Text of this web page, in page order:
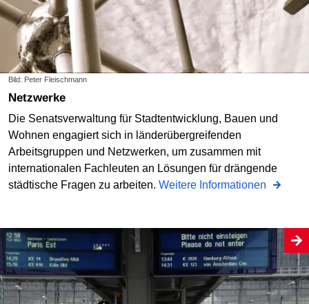
Bild: Peter Fleischmann
Netzwerke
Die Senatsverwaltung für Stadtentwicklung, Bauen und
Wohnen engagiert sich in länderübergreifenden
Arbeitsgruppen und Netzwerken, um zusammen mit
internationalen Fachleuten an Lösungen für drängende
städtische Fragen zu arbeiten. Weitere Informationen